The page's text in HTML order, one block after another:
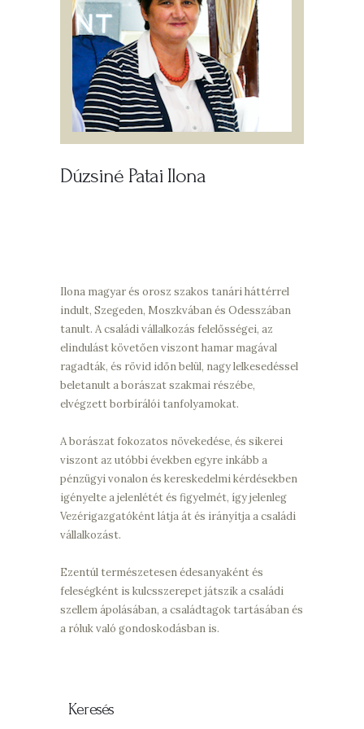
Dúzsiné Patai Ilona
Ilona magyar és orosz szakos tanári háttérrel
indult, Szegeden, Moszkvában és Odesszában
tanult. A családi vállalkozás felelősségei, az
elindulást követően viszont hamar magával
ragadták, és rövid időn belül, nagy lelkesedéssel
beletanult a borászat szakmai részébe,
elvégzett borbírálói tanfolyamokat.
A borászat fokozatos növekedése, és sikerei
viszont az utóbbi években egyre inkább a
pénzügyi vonalon és kereskedelmi kérdésekben
igényelte a jelenlétét és figyelmét, így jelenleg
Vezérigazgatóként látja át és irányítja a családi
vállalkozást.
Ezentúl természetesen édesanyaként és
feleségként is kulcsszerepet játszik a családi
szellem ápolásában, a családtagok tartásában és
a róluk való gondoskodásban is.
Keresés